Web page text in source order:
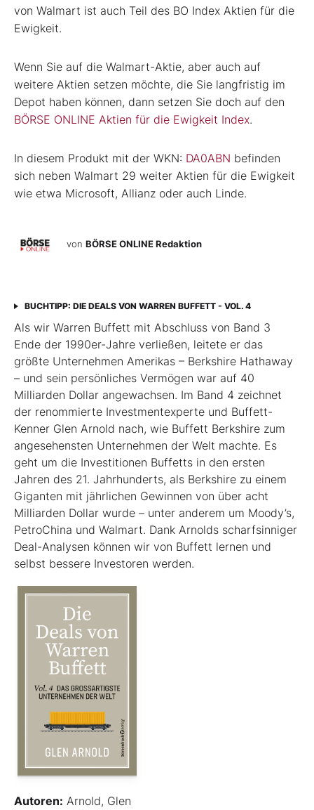
von Walmart ist auch Teil des BO Index Aktien für die
Ewigkeit.
Wenn Sie auf die Walmart-Aktie, aber auch auf
weitere Aktien setzen möchte, die Sie langfristig im
Depot haben können, dann setzen Sie doch auf den
BÖRSE ONLINE Aktien für die Ewigkeit Index.
In diesem Produkt mit der WKN: DA0ABN befinden
sich neben Walmart 29 weiter Aktien für die Ewigkeit
wie etwa Microsoft, Allianz oder auch Linde.
von BÖRSE ONLINE Redaktion
BUCHTIPP: DIE DEALS VON WARREN BUFFETT - VOL. 4
Als wir Warren Buffett mit Abschluss von Band 3
Ende der 1990er-Jahre verließen, leitete er das
größte Unternehmen Amerikas – Berkshire Hathaway
– und sein persönliches Vermögen war auf 40
Milliarden Dollar angewachsen. Im Band 4 zeichnet
der renommierte Investmentexperte und Buffett-
Kenner Glen Arnold nach, wie Buffett Berkshire zum
angesehensten Unternehmen der Welt machte. Es
geht um die Investitionen Buffetts in den ersten
Jahren des 21. Jahrhunderts, als Berkshire zu einem
Giganten mit jährlichen Gewinnen von über acht
Milliarden Dollar wurde – unter anderem um Moody’s,
PetroChina und Walmart. Dank Arnolds scharfsinniger
Deal-Analysen können wir von Buffett lernen und
selbst bessere Investoren werden.
Autoren: Arnold, Glen